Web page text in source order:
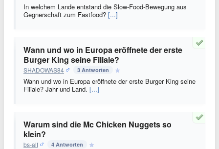
In welchem Lande entstand die Slow-Food-Bewegung aus
Gegnerschaft zum Fastfood? [...]
Wann und wo in Europa eröffnete der erste
Burger King seine Filiale?
SHADOWAS84 3 Antworten
Wann und wo in Europa eröffnete der erste Burger King seine
Filiale? Jahr und Land. [...]
Warum sind die Mc Chicken Nuggets so
klein?
bs-alf 4 Antworten